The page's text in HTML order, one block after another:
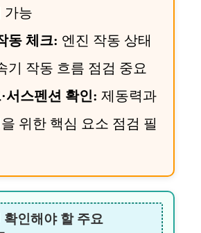
가능
동 체크: 엔진 작동 상태
기 작동 흐름 점검 중요
서스펜션 확인: 제동력과
위한 핵심 요소 점검 필
확인해야 할 주요